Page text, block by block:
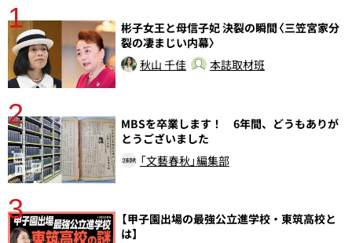
1
彬子女王と母信子妃 決裂の瞬間〈三笠宮家分
裂の凄まじい内幕〉
秋山 千佳
本誌取材班
2
MBSを卒業します！ 6年間、どうもありが
とうございました
「文藝春秋」編集部
3
【甲子園出場の最強公立進学校・東筑高校と
は】